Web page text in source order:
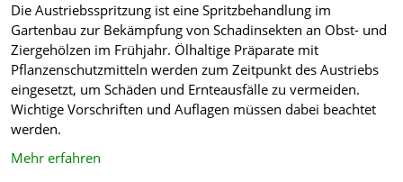
Die Austriebsspritzung ist eine Spritzbehandlung im
Gartenbau zur Bekämpfung von Schadinsekten an Obst- und
Ziergehölzen im Frühjahr. Ölhaltige Präparate mit
Pflanzenschutzmitteln werden zum Zeitpunkt des Austriebs
eingesetzt, um Schäden und Ernteausfälle zu vermeiden.
Wichtige Vorschriften und Auflagen müssen dabei beachtet
werden.
Mehr erfahren